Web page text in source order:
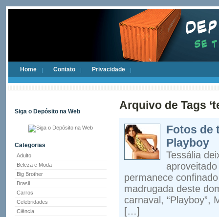
Home Contato Privacidade
Siga o Depósito na Web
Categorias
Adulto
Beleza e Moda
Big Brother
Brasil
Carros
Celebridades
Ciência
Arquivo de Tags
Fotos de
Playboy
Tessália
permanece
madrugada deste
carnaval, “Playboy”,
[…]